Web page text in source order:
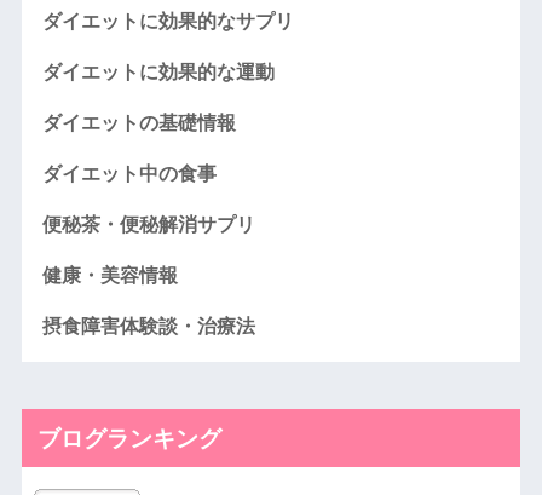
ダイエットに効果的なサプリ
ダイエットに効果的な運動
ダイエットの基礎情報
ダイエット中の食事
便秘茶・便秘解消サプリ
健康・美容情報
摂食障害体験談・治療法
ブログランキング